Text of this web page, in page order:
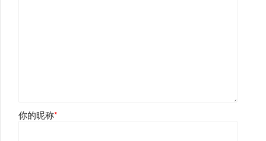
你的昵称*